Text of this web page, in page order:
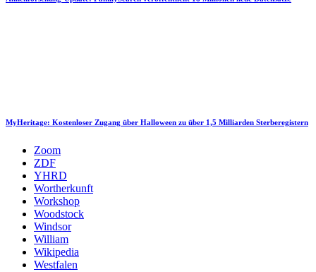
MyHeritage: Kostenloser Zugang über Halloween zu über 1,5 Milliarden Sterberegistern
Zoom
ZDF
YHRD
Wortherkunft
Workshop
Woodstock
Windsor
William
Wikipedia
Westfalen